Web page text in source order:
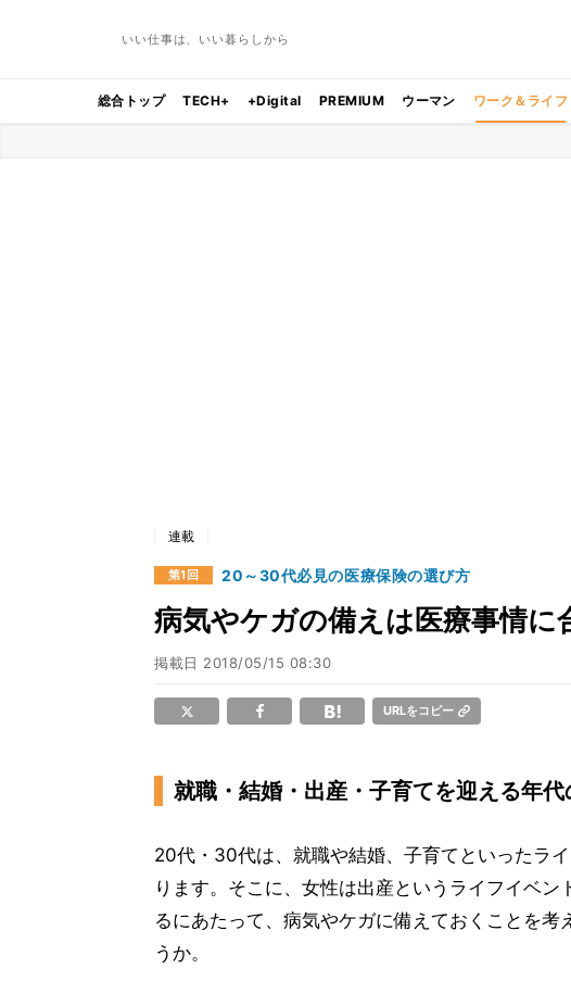
いい仕事は、いい暮らしから
総合トップ TECH+ +Digital PREMIUM ウーマン ワーク＆ライフ
連載
第1回 20～30代必見の医療保険の選び方
病気やケガの備えは医療事情に
掲載日 2018/05/15 08:30
URLをコピー
就職・結婚・出産・子育てを迎える年代
20代・30代は、就職や結婚、子育てといったラ
ります。そこに、女性は出産というライフイベ
るにあたって、病気やケガに備えておくことを
うか。